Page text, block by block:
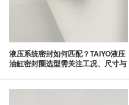
液压系统密封如何匹配？TAIYO液压
油缸密封圈选型需关注工况、尺寸与